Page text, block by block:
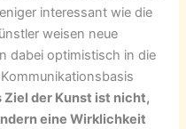
interessant wie die
weisen neue
dabei optimistisch in die
Ziel der Kunst ist nicht,
eine Wirklichkeit